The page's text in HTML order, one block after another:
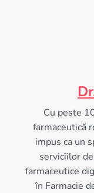
Cu peste
farmaceutică
impus ca un
serviciilor
farmaceutice
în Farmacie